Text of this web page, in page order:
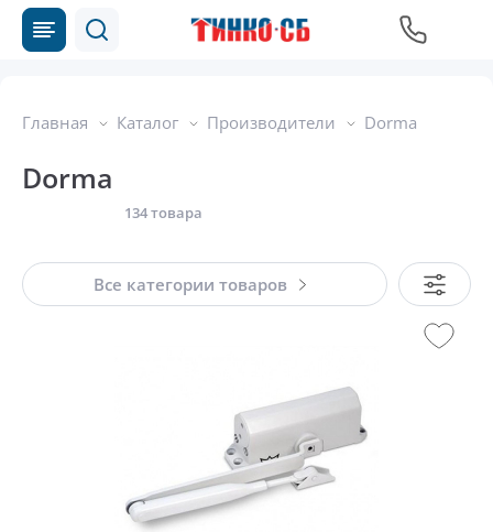
Главная Каталог Производители Dorma
Dorma
134 товара
Все категории товаров